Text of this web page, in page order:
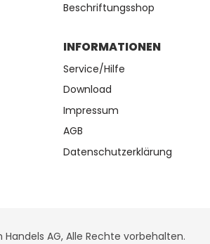
Beschriftungsshop
INFORMATIONEN
Service/Hilfe
Download
Impressum
AGB
Datenschutzerklärung
AG, Alle Rechte vorbehalten.